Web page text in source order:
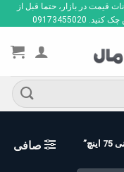
قیمت در بازار، حتما قبل از
صافی